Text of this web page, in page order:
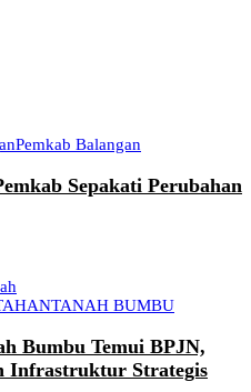
Pemkab Balangan
Sepakati Perubahan
TANAH BUMBU
Bumbu Temui BPJN,
Infrastruktur Strategis